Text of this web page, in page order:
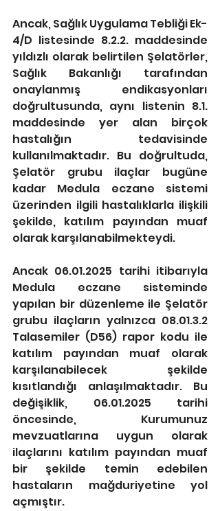
Ancak, Sağlık Uygulama Tebliği Ek-
4/D listesinde 8.2.2. maddesinde
yıldızlı olarak belirtilen Şelatörler,
Sağlık Bakanlığı tarafından
onaylanmış endikasyonları
doğrultusunda, aynı listenin 8.1.
maddesinde yer alan birçok
hastalığın tedavisinde
kullanılmaktadır. Bu doğrultuda,
Şelatör grubu ilaçlar bugüne
kadar Medula eczane sistemi
üzerinden ilgili hastalıklarla ilişkili
şekilde, katılım payından muaf
olarak karşılanabilmekteydi.
Ancak 06.01.2025 tarihi itibarıyla
Medula eczane sisteminde
yapılan bir düzenleme ile Şelatör
grubu ilaçların yalnızca 08.01.3.2
Talasemiler (D56) rapor kodu ile
katılım payından muaf olarak
karşılanabilecek şekilde
kısıtlandığı anlaşılmaktadır. Bu
değişiklik, 06.01.2025 tarihi
öncesinde, Kurumunuz
mevzuatlarına uygun olarak
ilaçlarını katılım payından muaf
bir şekilde temin edebilen
hastaların mağduriyetine yol
açmıştır.